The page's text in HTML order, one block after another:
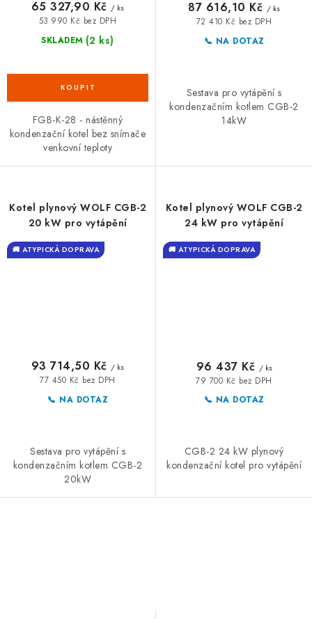
SKLADEM (2 ks)
53 990 Kč bez DPH
65 327,90 Kč / ks
FGB-K-28 - nástěnný
kondenzační kotel bez snímače
venkovní teploty
📞 NA DOTAZ
72 410 Kč bez DPH
87 616,10 Kč / ks
Sestava pro vytápění s
kondenzačním kotlem CGB-2
14kW
Kotel plynový WOLF CGB-2
20 kW pro vytápění
🚚 ATYPICKÁ DOPRAVA
📞 NA DOTAZ
77 450 Kč bez DPH
93 714,50 Kč / ks
Sestava pro vytápění s
kondenzačním kotlem CGB-2
20kW
Kotel plynový WOLF CGB-2
24 kW pro vytápění
🚚 ATYPICKÁ DOPRAVA
📞 NA DOTAZ
79 700 Kč bez DPH
96 437 Kč / ks
CGB-2 24 kW plynový
kondenzační kotel pro vytápění